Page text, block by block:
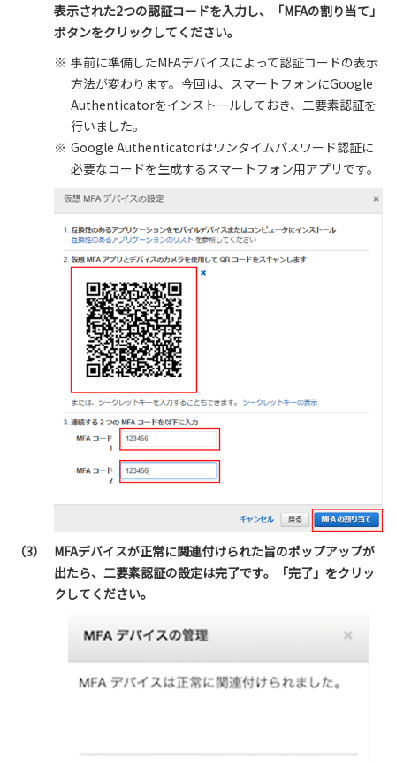
表示された2つの認証コードを入力し、「MFAの割り当て」
ボタンをクリックしてください。
※ 事前に準備したMFAデバイスによって認証コードの表示
方法が変わります。今回は、スマートフォンにGoogle
Authenticatorをインストールしておき、二要素認証を
行いました。
※ Google Authenticatorはワンタイムパスワード認証に
必要なコードを生成するスマートフォン用アプリです。
（3）
MFAデバイスが正常に関連付けられた旨のポップアップが
出たら、二要素認証の設定は完了です。「完了」をクリッ
クしてください。